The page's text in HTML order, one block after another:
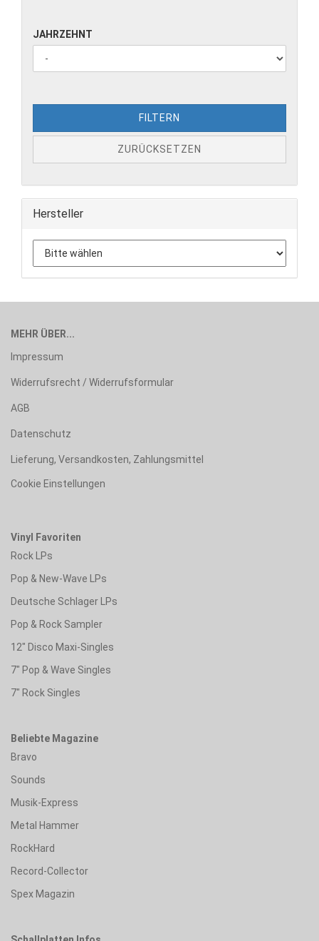
JAHRZEHNT
FILTERN
ZURÜCKSETZEN
Hersteller
MEHR ÜBER...
Impressum
Widerrufsrecht / Widerrufsformular
AGB
Datenschutz
Lieferung, Versandkosten, Zahlungsmittel
Cookie Einstellungen
Vinyl Favoriten
Rock LPs
Pop & New-Wave LPs
Deutsche Schlager LPs
Pop & Rock Sampler
12" Disco Maxi-Singles
7" Pop & Wave Singles
7" Rock Singles
Beliebte Magazine
Bravo
Sounds
Musik-Express
Metal Hammer
RockHard
Record-Collector
Spex Magazin